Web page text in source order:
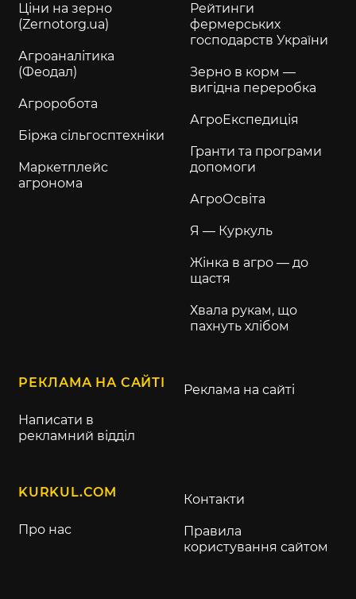
Ціни на зерно
(Zernotorg.ua)
Агроаналітика
(Феодал)
Агроробота
Біржа сільгосптехніки
Маркетплейс
агронома
Рейтинги
фермерських
господарств України
Зерно в корм —
вигідна переробка
АгроЕкспедиція
Гранти та програми
допомоги
АгроОсвіта
Я — Куркуль
Жінка в агро — до
щастя
Хвала рукам, що
пахнуть хлібом
РЕКЛАМА НА САЙТІ
Написати в
рекламний відділ
Реклама на сайті
KURKUL.COM
Про нас
Контакти
Правила
користування сайтом